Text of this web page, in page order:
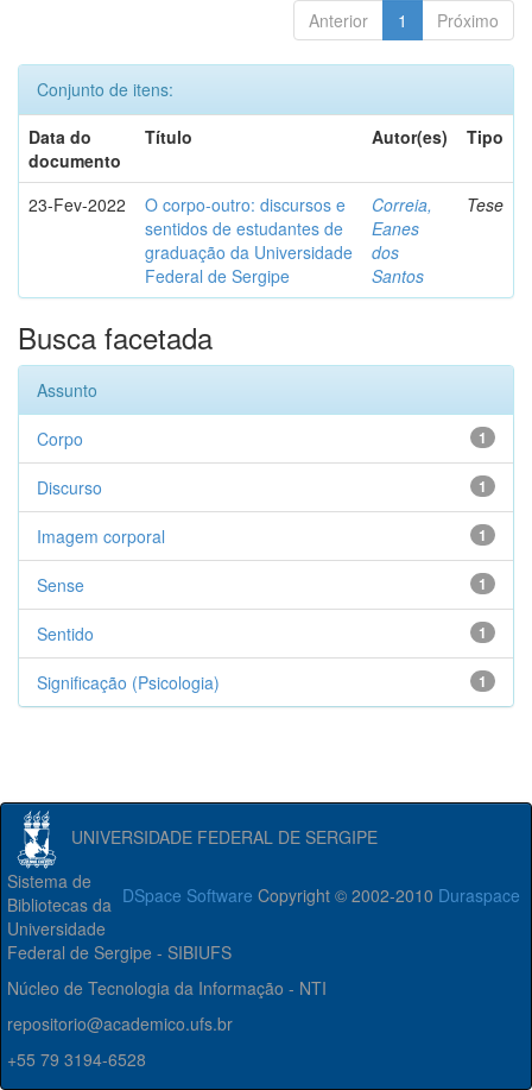
Anterior 1 Próximo
Conjunto de itens:
Data do
documento
Título Autor(es) Tipo
23-Fev-2022
O corpo-outro: discursos e
sentidos de estudantes de
graduação da Universidade
Federal de Sergipe
Correia,
Eanes
dos
Santos
Tese
Busca facetada
Assunto
1
Corpo
1
Discurso
1
Imagem corporal
1
Sense
1
Sentido
1
Significação (Psicologia)
UNIVERSIDADE FEDERAL DE SERGIPE
DSpace Software Copyright © 2002-2010 Duraspace
Sistema de
Bibliotecas da
Universidade
Federal de Sergipe - SIBIUFS
Núcleo de Tecnologia da Informação - NTI
repositorio@academico.ufs.br
+55 79 3194-6528